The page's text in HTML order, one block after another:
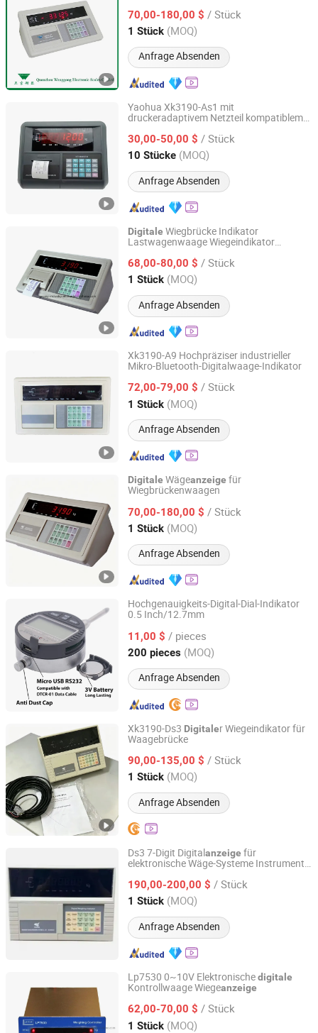
70,00-180,00 $ / Stück
1 Stück (MOQ)
Anfrage Absenden
Fujian, China Seit 2016
Yaohua Xk3190-As1 mit
druckeradaptivem Netzteil kompatiblem
30,00-50,00 $ / Stück
10 Stücke (MOQ)
Anfrage Absenden
Vipoo Electronic Technology Group Co., Ltd.
Fujian, China Seit 2025
Digitale Wiegbrücke Indikator
Lastwagenwaage Wiegeindikator
68,00-80,00 $ / Stück
1 Stück (MOQ)
Anfrage Absenden
Gromy Industry Co., Ltd.
Zhejiang, China Seit 2014
Xk3190-A9 Hochpräziser industrieller
Mikro-Bluetooth-Digitalwaage-Indikator
72,00-79,00 $ / Stück
1 Stück (MOQ)
Anfrage Absenden
Ningbo Santwell Sensor Technology Co., Ltd.
Zhejiang, China Seit 2022
Digitale Wägeanzeige für
Wiegbrückenwaagen
70,00-180,00 $ / Stück
1 Stück (MOQ)
Anfrage Absenden
Quanzhou Wanggong Electronic Scale Co., Ltd.
Fujian, China Seit 2016
Hochgenauigkeits-Digital-Dial-Indikator
0.5 Inch/12.7mm
11,00 $ / pieces
200 pieces (MOQ)
Anfrage Absenden
Orientools Industrial Co., Ltd.
Shanghai, China Seit 2025
Xk3190-Ds3 Digitaler Wiegeindikator für
Waagebrücke
90,00-135,00 $ / Stück
1 Stück (MOQ)
Anfrage Absenden
Huai'an Hengcheng Industry and Trade Co., Ltd.
Jiangsu, China Seit 2026
Ds3 7-Digit Digitalanzeige für
elektronische Wäge-Systeme Instrument
190,00-200,00 $ / Stück
1 Stück (MOQ)
Anfrage Absenden
Vipoo Electronic Technology Group Co., Ltd.
Fujian, China Seit 2025
Lp7530 0~10V Elektronischedigitale
Kontrollwaage Wiegeanzeige
62,00-70,00 $ / Stück
1 Stück (MOQ)
Ningbo Santwell Sensor Technology Co., Ltd.
Zhejiang, China Seit 2022